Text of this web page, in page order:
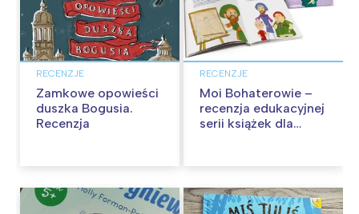
RECENZJE
Zamkowe opowieści
duszka Bogusia.
Recenzja
RECENZJE
Moi Bohaterowie –
recenzja edukacyjnej
serii książek dla